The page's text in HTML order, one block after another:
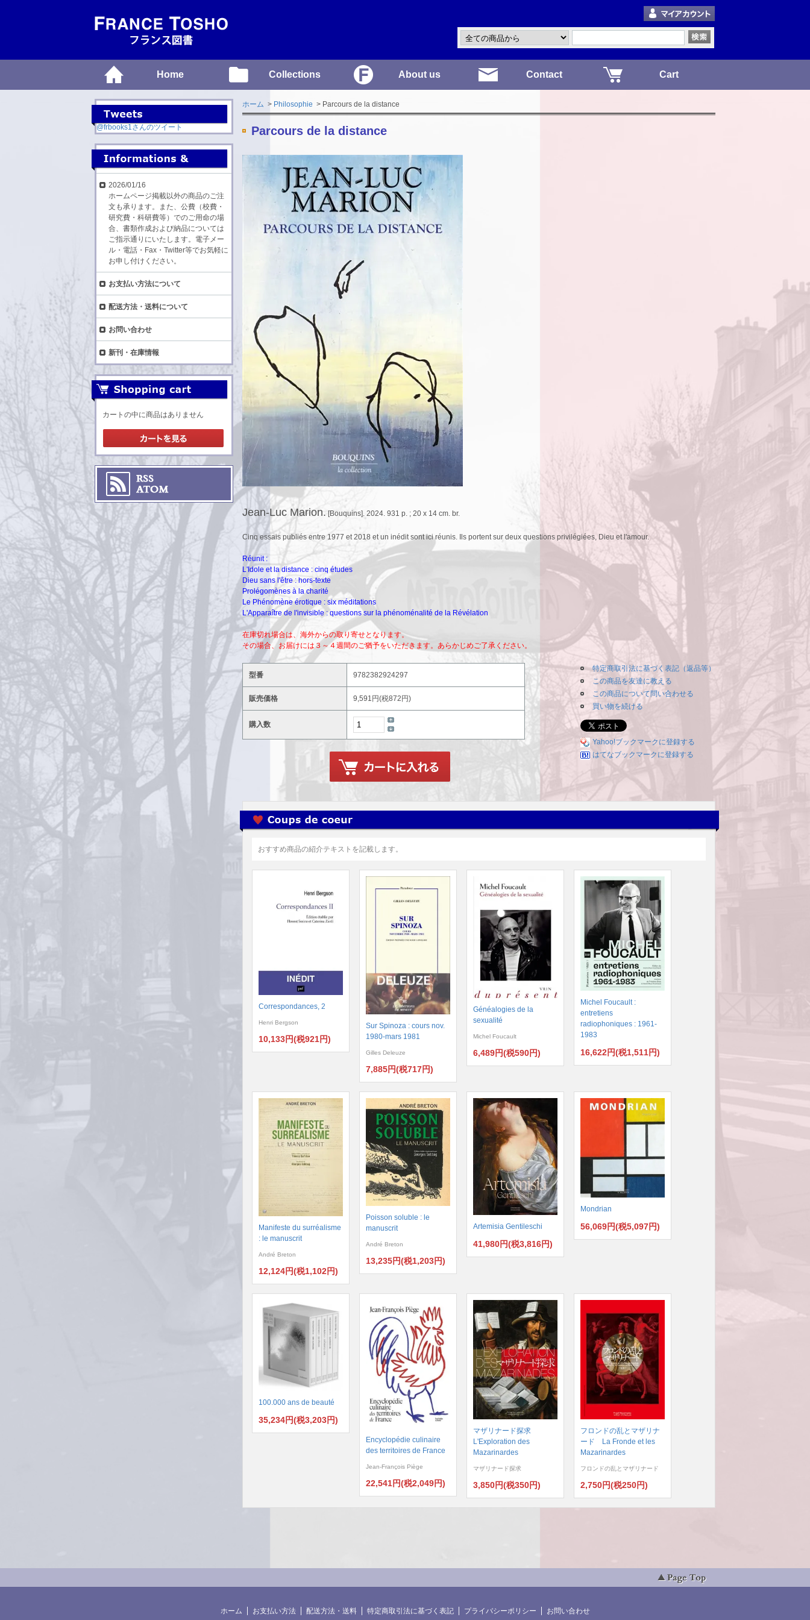
Home Collections About us Contact Cart
ホーム > Philosophie > Parcours de la distance
Parcours de la distance
Jean-Luc Marion. [Bouquins]. 2024. 931 p. ; 20 x 14 cm. br.
Cinq essais publiés entre 1977 et 2018 et un inédit sont ici réunis. Ils portent sur deux questions privilégiées, Dieu et l'amour.
Réunit :
L'Idole et la distance : cinq études
Dieu sans l'être : hors-texte
Prolégomènes à la charité
Le Phénomène érotique : six méditations
L'Apparaître de l'invisible : questions sur la phénoménalité de la Révélation
在庫切れ場合は、海外からの取り寄せとなります。
その場合、お届けには３～４週間のご猶予をいただきます。あらかじめご了承ください。
型番 9782382924297
販売価格 9,591円(税872円)
購入数
特定商取引法に基づく表記（返品等）
この商品を友達に教える
この商品について問い合わせる
買い物を続ける
Yahoo!ブックマークに登録する
はてなブックマークに登録する
おすすめ商品の紹介テキストを記載します。
Correspondances, 2
Henri Bergson
10,133円(税921円)
Sur Spinoza : cours nov.
1980-mars 1981
Gilles Deleuze
7,885円(税717円)
Généalogies de la
sexualité
Michel Foucault
6,489円(税590円)
Michel Foucault :
entretiens
radiophoniques : 1961-
1983
16,622円(税1,511円)
Manifeste du surréalisme
: le manuscrit
André Breton
12,124円(税1,102円)
Poisson soluble : le
manuscrit
André Breton
13,235円(税1,203円)
Artemisia Gentileschi
41,980円(税3,816円)
Mondrian
56,069円(税5,097円)
100.000 ans de beauté
35,234円(税3,203円)
Encyclopédie culinaire
des territoires de France
Jean-François Piège
22,541円(税2,049円)
マザリナード探求
L'Exploration des
Mazarinardes
マザリナード探求
3,850円(税350円)
フロンドの乱とマザリナ
ード La Fronde et les
Mazarinardes
フロンドの乱とマザリナード
2,750円(税250円)
@frbooks1さんのツイート
2026/01/16
ホームページ掲載以外の商品のご注
文も承ります。また、公費（校費・
研究費・科研費等）でのご用命の場
合、書類作成および納品については
ご指示通りにいたします。電子メー
ル・電話・Fax・Twitter等でお気軽に
お申し付けください。
お支払い方法について
配送方法・送料について
お問い合わせ
新刊・在庫情報
カートの中に商品はありません
ホーム お支払い方法 配送方法・送料 特定商取引法に基づく表記 プライバシーポリシー お問い合わせ